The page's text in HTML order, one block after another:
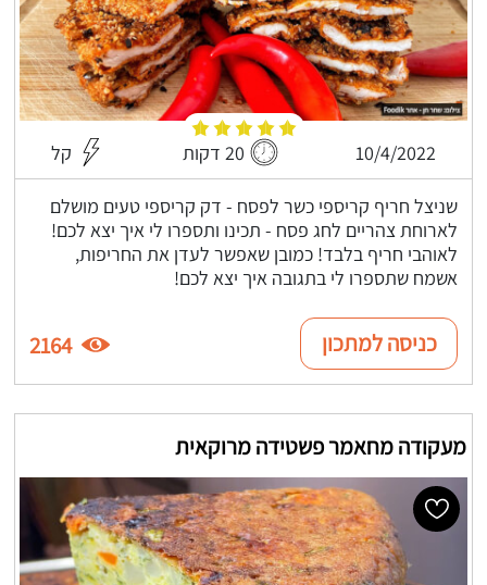
10/4/2022 20 דקות קל
שניצל חריף קריספי כשר לפסח - דק קריספי טעים מושלם
לארוחת צהריים לחג פסח - תכינו ותספרו לי איך יצא לכם!
לאוהבי חריף בלבד! כמובן שאפשר לעדן את החריפות,
אשמח שתספרו לי בתגובה איך יצא לכם!
כניסה למתכון 2164
מעקודה מחאמר פשטידה מרוקאית